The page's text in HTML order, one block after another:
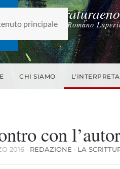
principale
fondato da Romano
CHI SIAMO
con
2016 · REDAZIONE · LA